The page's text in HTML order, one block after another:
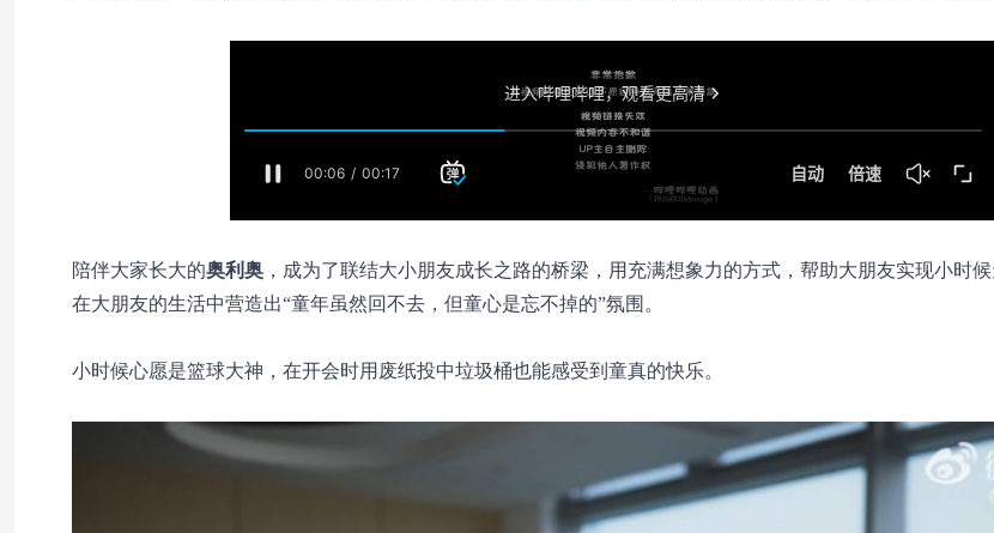
陪伴大家长大的奥利奥 ，成为了联结大小朋友成长之路的桥梁，用充满想象力的方式，帮助大朋友实现小时候
在大朋友的生活中营造出“童年虽然回不去，但童心是忘不掉的”氛围。
小时候心愿是篮球大神，在开会时用废纸投中垃圾桶也能感受到童真的快乐。